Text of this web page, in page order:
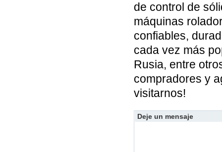
de control de
máquinas
confiables,
cada vez más
Rusia, entre
compradores y
visitarnos!
Deje un mensaje